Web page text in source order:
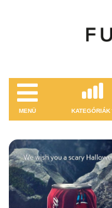
MENÜ KATEGÓRIÁK